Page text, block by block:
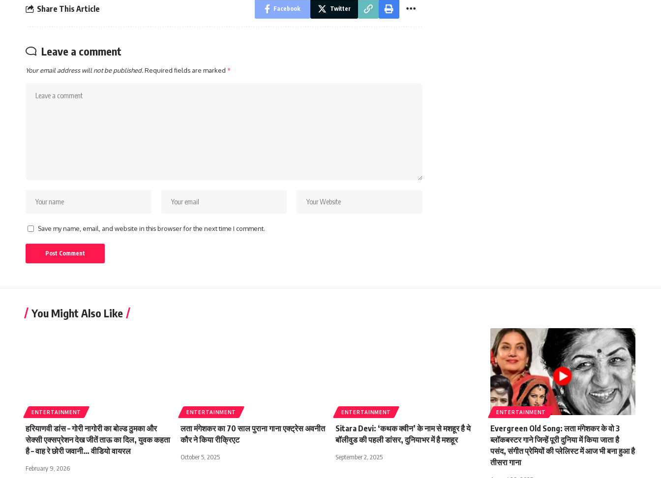
Share This Article Facebook Twitter
Leave a comment
Your email address will not be published.Required fields are marked *
Save my name, email, and website in this browser for the next time I comment.
You Might Also Like
ENTERTAINMENT
हरियाणवी डांस – गोरी नागोरी का बोल्ड ठुमका और
सेक्सी एक्सप्रेशन देख जीतें ताऊ का दिल, युवक कहता
है – वाह रे छोरी जवानी… वीडियो वायरल
February 9, 2026
ENTERTAINMENT
लता मंगेशकर का 70 साल पुराना गाना एक्ट्रेस अवनीत
कौर ने किया रीक्रिएट
October 5, 2025
ENTERTAINMENT
Sitara Devi: ‘कथक क्वीन’ के नाम से मशहूर है ये
बॉलीवुड की पहली डांसर, दुनियाभर में है मशहूर
September 2, 2025
ENTERTAINMENT
Evergreen Old Song: लता मंगेशकर के वो 3
ब्लॉकबस्टर गाने जिन्हें पूरी दुनिया में किया जाता है
पसंद, संगीत प्रेमियों की प्लेलिस्ट में आज भी बना हुआ है
तीसरा गाना